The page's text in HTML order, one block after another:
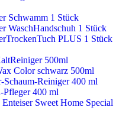
Schwamm 1 Stück
WaschHandschuh 1 Stück
PLUS 1 Stück
500ml
Color schwarz 500ml
Reiniger 400 ml
400 ml
Sweet Home Special